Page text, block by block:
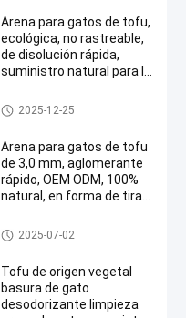
Arena para gatos de tofu,
ecológica, no rastreable,
de disolución rápida,
suministro natural para la
Residuos de gatos de tofu
2025-12-25
Arena para gatos de tofu
de 3,0 mm, aglomerante
rápido, OEM ODM, 100%
natural, en forma de tira
Residuos de gatos de tofu
2025-07-02
Tofu de origen vegetal
basura de gato
desodorizante limpieza